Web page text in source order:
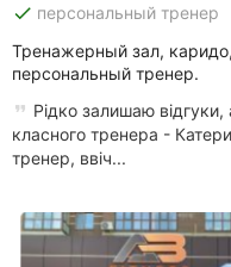
done персональный тренер
Тренажерный зал,
персональный тренер.
Рідко залишаю
класного тренера -
тренер, ввіч...